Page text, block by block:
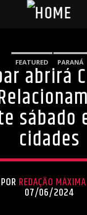
FEATURED PARANÁ
abrirá
sábado
cidades
REDAÇÃO
07/06/2024